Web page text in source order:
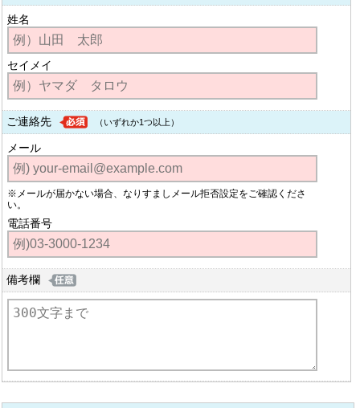
姓名
セイメイ
ご連絡先 （いずれか1つ以上）
メール
※メールが届かない場合、なりすましメール拒否設定をご確認くださ
い。
電話番号
備考欄